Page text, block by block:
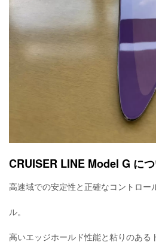
CRUISER LINE Model G に
高速域での安定性と正確なコントロー
ル。
高いエッジホールド性能と粘りのある